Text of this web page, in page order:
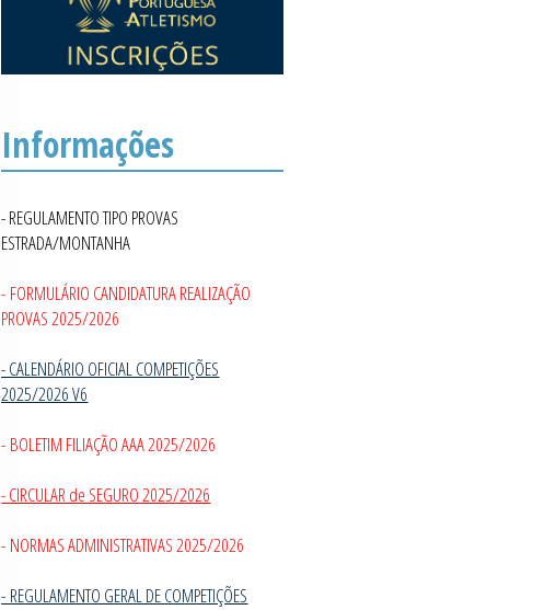
Informações
- REGULAMENTO TIPO PROVAS
ESTRADA/MONTANHA
- FORMULÁRIO CANDIDATURA REALIZAÇÃO
PROVAS 2025/2026
- CALENDÁRIO OFICIAL COMPETIÇÕES
2025/2026 V6
- BOLETIM FILIAÇÃO AAA 2025/2026
- CIRCULAR de SEGURO 2025/2026
- NORMAS ADMINISTRATIVAS 2025/2026
- REGULAMENTO GERAL DE COMPETIÇÕES